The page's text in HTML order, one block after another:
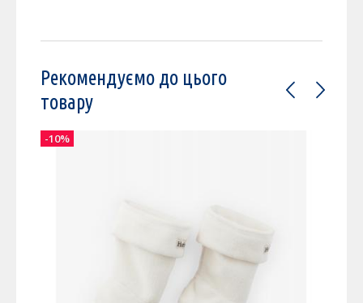
Рекомендуємо до цього
товару
-10%